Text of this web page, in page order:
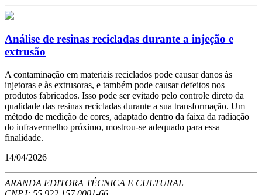
Análise de resinas recicladas durante a injeção e
extrusão
A contaminação em materiais reciclados pode causar danos às
injetoras e às extrusoras, e também pode causar defeitos nos
produtos fabricados. Isso pode ser evitado pelo controle direto da
qualidade das resinas recicladas durante a sua transformação. Um
método de medição de cores, adaptado dentro da faixa da radiação
do infravermelho próximo, mostrou-se adequado para essa
finalidade.
14/04/2026
ARANDA EDITORA TÉCNICA E CULTURAL